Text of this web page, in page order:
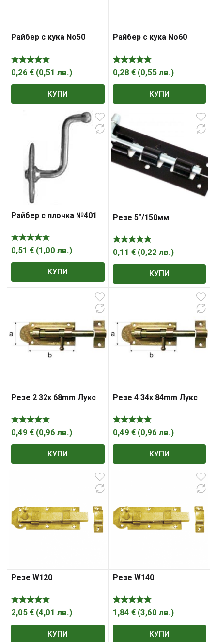
Райбер с кука No50
0,26 € (0,51 лв.)
КУПИ
Райбер с кука No60
0,28 € (0,55 лв.)
КУПИ
Райбер с плочка №401
0,51 € (1,00 лв.)
КУПИ
Резе 5″/150мм
0,11 € (0,22 лв.)
КУПИ
Резе 2 32x 68mm Лукс
0,49 € (0,96 лв.)
КУПИ
Резе 4 34x 84mm Лукс
0,49 € (0,96 лв.)
КУПИ
Резе W120
2,05 € (4,01 лв.)
КУПИ
Резе W140
1,84 € (3,60 лв.)
КУПИ